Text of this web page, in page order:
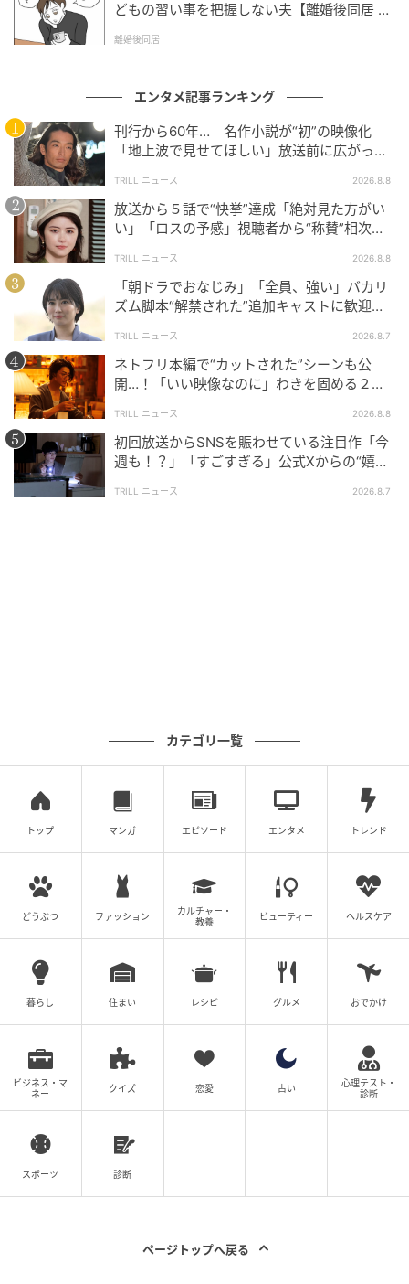
土曜ドラマ 『タツキ先生は甘すぎる！』第1話(C)日本テレビ
校の理由が校外学習にあるのかと目星がついたとき、
て陥ってしまうマイナスな状態。そんな決めつけが透
けて見えた。
正直、筆者もそういう感覚を持っていな
かったと言えば、嘘になる。
不登校に理由があってほしいというのは、子どもの気
持ちを無視した大人の身勝手な思いなのかもしれな
い。行かなければならないことは分かっていても、学
校という閉ざされた社会に身を置くことがとにかく苦
しい子もいるだろう。そんな子どもに、学校に行くこ
とが正しいという価値観をぶつけ続けるのは、危険な
のかもしれない。わずかに描かれた過去を見るに、タ
ツキはその危険性を理解しているから、「学校なんか
無理して行かなくたって、行きたい人が行けば」と口
に出したのだろう。一方で、しずくは経験者として不
登校だったことに後悔があるからこそ、学校に行くべ
きだと考えている。
SNSでは、「お母さん心配だよね……」「タツキ先生の
本作は不登校という事象に対しての価値観を引き出す
ドラマになっていくのかもしれない。すべての話数を
観終わったとき、不登校という現象への見方が変わり
そうだ。
日本テレビ系 土曜ドラマ『タツキ先生は甘すぎる！』
毎週土曜よる9時～
ライター：古澤椋子
ドラマや映画コラム、インタビュー、イベントレポー
トなどを執筆するライター。ドラマ・映画・アニメ・
漫画とともに育つ。
X（旧Twitter）：
次の記事
どもの習い事を把握しない夫【離婚後同居 Vo
離婚後同居
エンタメ記事ランキング
刊行から60年… 名作小説が“初”の映像化
「地上波で見せてほしい」放送前に広がっ
TRILL ニュース 2026.8.8
放送から５話で“快挙”達成「絶対見た方がい
い」「ロスの予感」視聴者から“称賛”相次ぐ
TRILL ニュース 2026.8.8
「朝ドラでおなじみ」「全員、強い」バカリ
ズム脚本“解禁された”追加キャストに歓迎の
TRILL ニュース 2026.8.7
ネトフリ本編で“カットされた”シーンも公
開…！「いい映像なのに」わきを固める２人
TRILL ニュース 2026.8.8
初回放送からSNSを賑わせている注目作「今
週も！？」「すごすぎる」公式Xからの“嬉し
TRILL ニュース 2026.8.7
カテゴリ一覧
トップ マンガ エピソード エンタメ トレンド
どうぶつ ファッション
カルチャー・
教養
ビューティー ヘルスケア
暮らし 住まい レシピ グルメ おでかけ
ビジネス・マ
ネー
クイズ 恋愛 占い
心理テスト・
診断
スポーツ 診断
ページトップへ戻る